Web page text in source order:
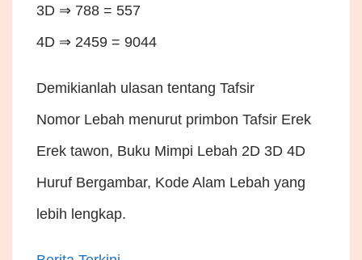
3D ⇒ 788 = 557
4D ⇒ 2459 = 9044
Demikianlah ulasan tentang Tafsir
Nomor Lebah menurut primbon Tafsir Erek
Erek tawon, Buku Mimpi Lebah 2D 3D 4D
Huruf Bergambar, Kode Alam Lebah yang
lebih lengkap.